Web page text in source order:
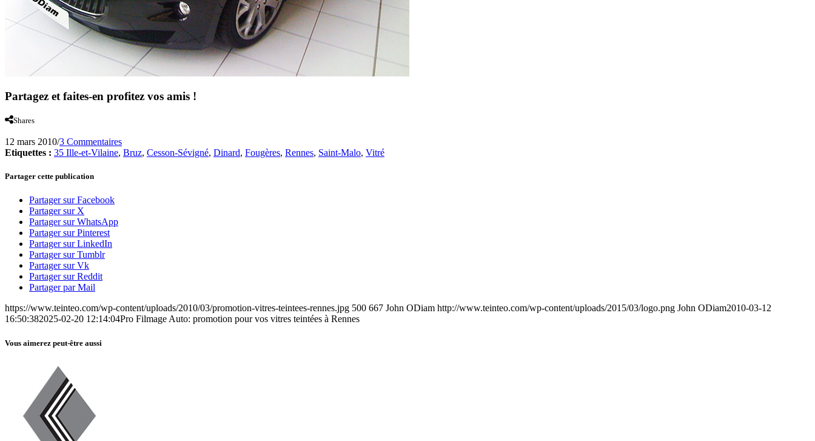
Partagez et faites-en profitez vos amis !
Shares
12 mars 2010/3 Commentaires
Etiquettes : 35 Ille-et-Vilaine, Bruz, Cesson-Sévigné, Dinard, Fougères, Rennes, Saint-Malo, Vitré
Partager cette publication
Partager sur Facebook
Partager sur X
Partager sur WhatsApp
Partager sur Pinterest
Partager sur LinkedIn
Partager sur Tumblr
Partager sur Vk
Partager sur Reddit
Partager par Mail
https://www.teinteo.com/wp-content/uploads/2010/03/promotion-vitres-teintees-rennes.jpg 500 667 John ODiam http://www.teinteo.com/wp-content/uploads/2015/03/logo.png John ODiam2010-03-12
16:50:382025-02-20 12:14:04Pro Filmage Auto: promotion pour vos vitres teintées à Rennes
Vous aimerez peut-être aussi